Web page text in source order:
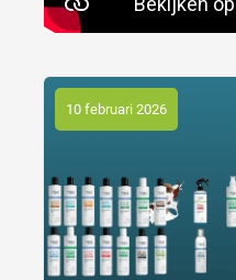
10 februari 2026